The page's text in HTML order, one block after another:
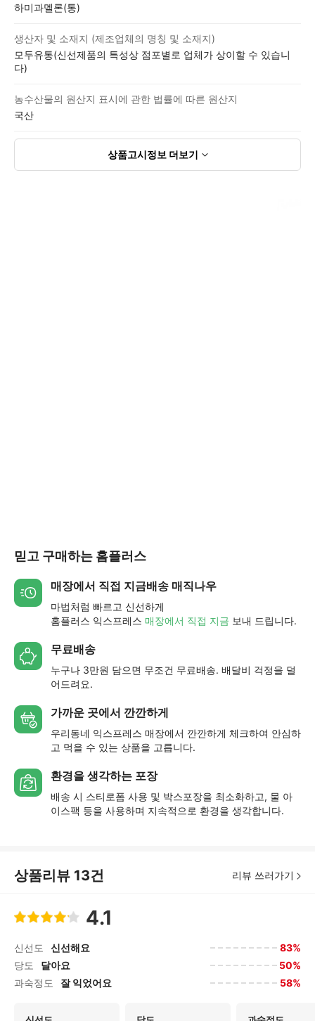
하미과멜론(통)
생산자 및 소재지 (제조업체의 명칭 및 소재지)
모두유통(신선제품의 특성상 점포별로 업체가 상이할 수 있습니
다)
농수산물의 원산지 표시에 관한 법률에 따른 원산지
국산
상품고시정보 더보기
믿고 구매하는 홈플러스
매장에서 직접 지금배송 매직나우
마법처럼 빠르고 신선하게
홈플러스 익스프레스 매장에서 직접 지금 보내 드립니다.
무료배송
누구나 3만원 담으면 무조건 무료배송. 배달비 걱정을 덜
어드려요.
가까운 곳에서 깐깐하게
우리동네 익스프레스 매장에서 깐깐하게 체크하여 안심하
고 먹을 수 있는 상품을 고릅니다.
환경을 생각하는 포장
배송 시 스티로폼 사용 및 박스포장을 최소화하고, 물 아
이스팩 등을 사용하며 지속적으로 환경을 생각합니다.
상품리뷰 13건 리뷰 쓰러가기
4.1
신선도 신선해요
83%
당도
달아요
50%
과숙정도
잘 익었어요 58%